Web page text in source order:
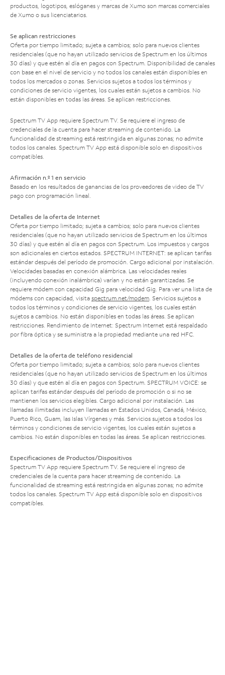
productos, logotipos, eslóganes y marcas de Xumo son marcas comerciales
de Xumo o sus licenciatarios.
Se aplican restricciones
Oferta por tiempo limitado; sujeta a cambios; solo para nuevos clientes
residenciales (que no hayan utilizado servicios de Spectrum en los últimos
30 días) y que estén al día en pagos con Spectrum. Disponibilidad de canales
con base en el nivel de servicio y no todos los canales están disponibles en
todos los mercados o zonas. Servicios sujetos a todos los términos y
condiciones de servicio vigentes, los cuales están sujetos a cambios. No
están disponibles en todas las áreas. Se aplican restricciones.
Spectrum TV App requiere Spectrum TV. Se requiere el ingreso de
credenciales de la cuenta para hacer streaming de contenido. La
funcionalidad de streaming está restringida en algunas zonas; no admite
todos los canales. Spectrum TV App está disponible solo en dispositivos
compatibles.
Afirmación n.º 1 en servicio
Basado en los resultados de ganancias de los proveedores de video de TV
pago con programación lineal.
Detalles de la oferta de Internet
Oferta por tiempo limitado; sujeta a cambios; solo para nuevos clientes
residenciales (que no hayan utilizado servicios de Spectrum en los últimos
30 días) y que estén al día en pagos con Spectrum. Los impuestos y cargos
son adicionales en ciertos estados. SPECTRUM INTERNET: se aplican tarifas
estándar después del período de promoción. Cargo adicional por instalación.
Velocidades basadas en conexión alámbrica. Las velocidades reales
(incluyendo conexión inalámbrica) varían y no están garantizadas. Se
requiere módem con capacidad Gig para velocidad Gig. Para ver una lista de
módems con capacidad, visita spectrum.net/modem. Servicios sujetos a
todos los términos y condiciones de servicio vigentes, los cuales están
sujetos a cambios. No están disponibles en todas las áreas. Se aplican
restricciones. Rendimiento de Internet: Spectrum Internet está respaldado
por fibra óptica y se suministra a la propiedad mediante una red HFC.
Detalles de la oferta de teléfono residencial
Oferta por tiempo limitado; sujeta a cambios; solo para nuevos clientes
residenciales (que no hayan utilizado servicios de Spectrum en los últimos
30 días) y que estén al día en pagos con Spectrum. SPECTRUM VOICE: se
aplican tarifas estándar después del período de promoción o si no se
mantienen los servicios elegibles. Cargo adicional por instalación. Las
llamadas ilimitadas incluyen llamadas en Estados Unidos, Canadá, México,
Puerto Rico, Guam, las Islas Vírgenes y más. Servicios sujetos a todos los
términos y condiciones de servicio vigentes, los cuales están sujetos a
cambios. No están disponibles en todas las áreas. Se aplican restricciones.
Especificaciones de Productos/Dispositivos
Spectrum TV App requiere Spectrum TV. Se requiere el ingreso de
credenciales de la cuenta para hacer streaming de contenido. La
funcionalidad de streaming está restringida en algunas zonas; no admite
todos los canales. Spectrum TV App está disponible solo en dispositivos
compatibles.